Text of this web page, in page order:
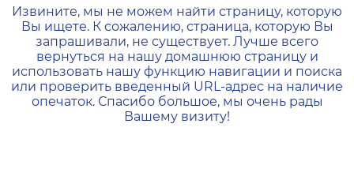
Извините, мы не можем найти страницу, которую
Вы ищете. К сожалению, страница, которую Вы
запрашивали, не существует. Лучше всего
вернуться на нашу домашнюю страницу и
использовать нашу функцию навигации и поиска
или проверить введенный URL-адрес на наличие
опечаток. Спасибо большое, мы очень рады
Вашему визиту!